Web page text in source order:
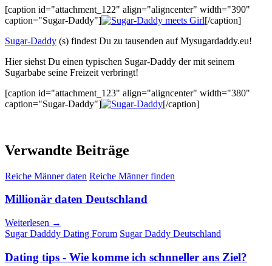
[caption id="attachment_122" align="aligncenter" width="390"
caption="Sugar-Daddy"]
[/caption]
Sugar-Daddy (s) findest Du zu tausenden auf Mysugardaddy.eu!
Hier siehst Du einen typischen Sugar-Daddy der mit seinem
Sugarbabe seine Freizeit verbringt!
[caption id="attachment_123" align="aligncenter" width="380"
caption="Sugar-Daddy"]
[/caption]
Verwandte Beiträge
Reiche Männer daten Reiche Männer finden
Millionär daten Deutschland
Weiterlesen →
Sugar Dadddy Dating Forum Sugar Daddy Deutschland
Dating tips - Wie komme ich schnneller ans Ziel?